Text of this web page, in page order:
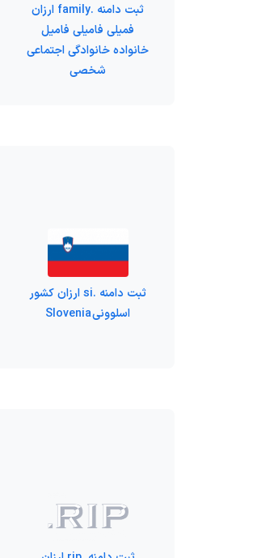
ثبت دامنه .family ارزان
فمیلی فامیلی فامیل
خانواده خانوادگی اجتماعی
شخصی
ثبت دامنه .si ارزان کشور
اسلوونی Slovenia